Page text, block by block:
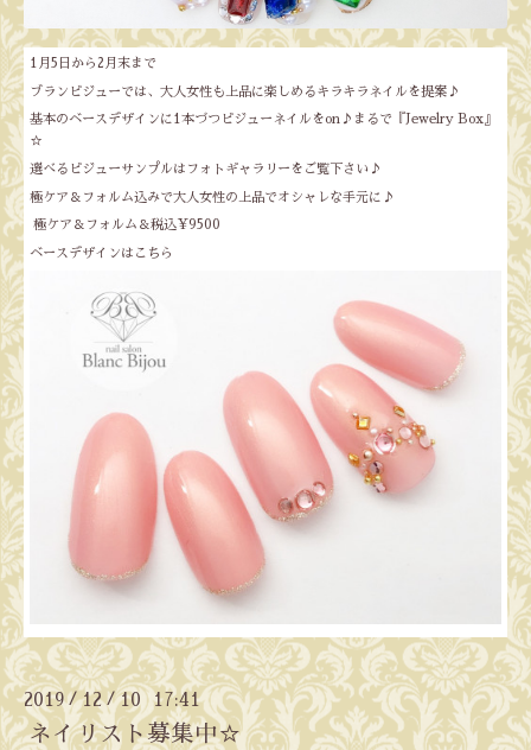
1月5日から2月末まで
ブランビジューでは、大人女性も上品に楽しめるキラキラネイルを提案♪
基本のベースデザインに1本づつビジューネイルをon♪まるで『Jewelry Box』
☆
選べるビジューサンプルはフォトギャラリーをご覧下さい♪
極ケア＆フォルム込みで大人女性の上品でオシャレな手元に♪
極ケア＆フォルム＆税込¥9500
ベースデザインはこちら
2019/12/10 17:41
ネイリスト募集中☆